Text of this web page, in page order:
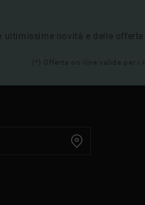
ultimissime novità e delle offerte
(*) Offerta on-line valida per